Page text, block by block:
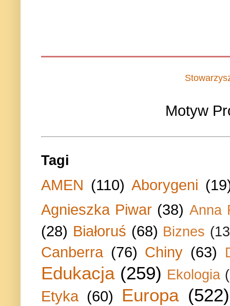
Motyw
Tagi
AMEN (110) Aborygeni
Agnieszka Piwar (38) Anna
(28) Białoruś (68) Biznes
Canberra (76) Chiny (63)
Edukacja (259) Ekologia
Etyka (60) Europa (522)